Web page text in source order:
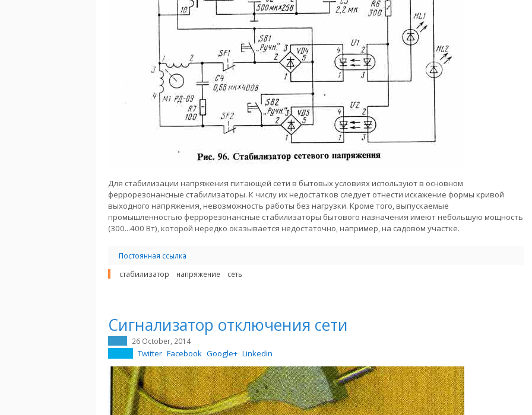
Для стабилизации напряжения питающей сети в бытовых условиях используют в основном
феррорезонансные стабилизаторы. К числу их недостатков следует отнести искажение формы кривой
выходного напряжения, невозможность работы без нагрузки. Кроме того, выпускаемые
промышленностью феррорезонансные стабилизаторы бытового назначения имеют небольшую мощность
(300...400 Вт), которой нередко оказывается недостаточно, например, на садовом участке.
Постоянная ссылка
стабилизатор
напряжение сеть
Сигнализатор отключения сети
26 October, 2014
Twitter Facebook Google+ Linkedin